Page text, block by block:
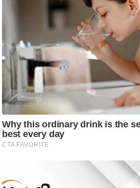
w
s
ला
इ
फ
स्टा
इ
ल
लॉ